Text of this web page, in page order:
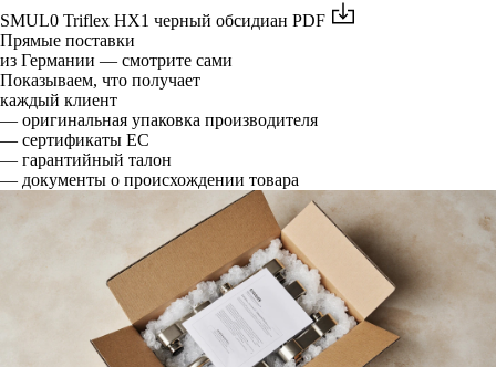
SMUL0 Triflex HX1 черный обсидиан PDF
Прямые поставки
из Германии — смотрите сами
Показываем, что получает
каждый клиент
— оригинальная упаковка производителя
— сертификаты ЕС
— гарантийный талон
— документы о происхождении товара